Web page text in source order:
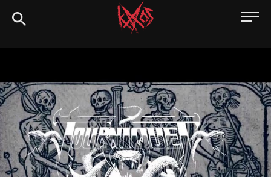
Siirry
suoraan
Kaaoszine